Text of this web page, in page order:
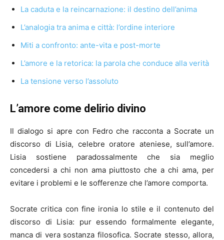
La caduta e la reincarnazione: il destino dell’anima
L’analogia tra anima e città: l’ordine interiore
Miti a confronto: ante-vita e post-morte
L’amore e la retorica: la parola che conduce alla verità
La tensione verso l’assoluto
L’amore come delirio divino
Il dialogo si apre con Fedro che racconta a Socrate un
discorso di Lisia, celebre oratore ateniese, sull’amore.
Lisia sostiene paradossalmente che sia meglio
concedersi a chi non ama piuttosto che a chi ama, per
evitare i problemi e le sofferenze che l’amore comporta.
Socrate critica con fine ironia lo stile e il contenuto del
discorso di Lisia: pur essendo formalmente elegante,
manca di vera sostanza filosofica. Socrate stesso, allora,